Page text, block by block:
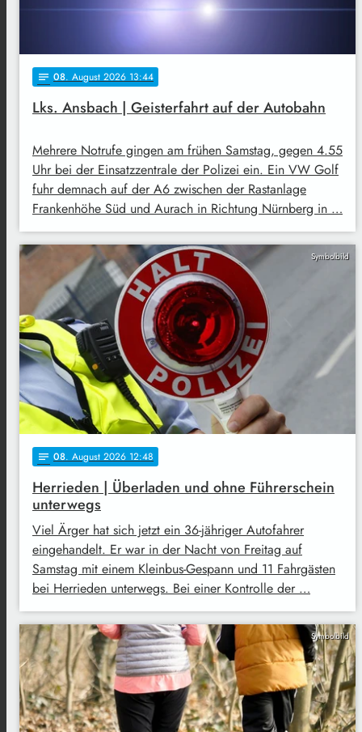
notes 08. August 2026 13:44
Lks. Ansbach | Geisterfahrt auf der Autobahn
Mehrere Notrufe gingen am frühen Samstag, gegen 4.55
Uhr bei der Einsatzzentrale der Polizei ein. Ein VW Golf
fuhr demnach auf der A6 zwischen der Rastanlage
Frankenhöhe Süd und Aurach in Richtung Nürnberg in …
Symbolbild
notes 08. August 2026 12:48
Herrieden | Überladen und ohne Führerschein
unterwegs
Viel Ärger hat sich jetzt ein 36-jähriger Autofahrer
eingehandelt. Er war in der Nacht von Freitag auf
Samstag mit einem Kleinbus-Gespann und 11 Fahrgästen
bei Herrieden unterwegs. Bei einer Kontrolle der …
Symbolbild